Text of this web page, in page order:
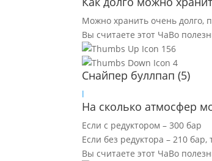
Можно хранить очень долго,
Вы считаете этот ЧаВо
156
4
Снайпер буллпап(5)
l
На сколько атмосфер
Если с редуктором – 300 бар
Если без редуктора – 210
Вы считаете этот ЧаВо